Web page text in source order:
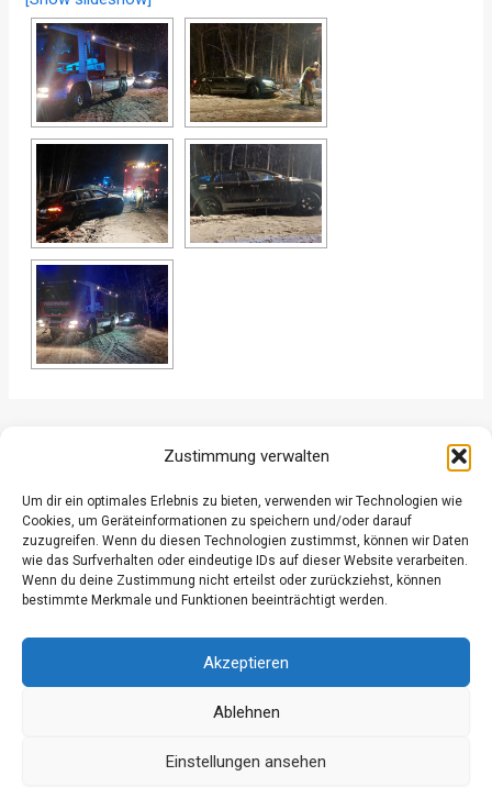
Zustimmung verwalten
Um dir ein optimales Erlebnis zu bieten, verwenden wir Technologien wie
Cookies, um Geräteinformationen zu speichern und/oder darauf
zuzugreifen. Wenn du diesen Technologien zustimmst, können wir Daten
wie das Surfverhalten oder eindeutige IDs auf dieser Website verarbeiten.
Wenn du deine Zustimmung nicht erteilst oder zurückziehst, können
bestimmte Merkmale und Funktionen beeinträchtigt werden.
Akzeptieren
Ablehnen
Einstellungen ansehen
Datenschutz
Impressum